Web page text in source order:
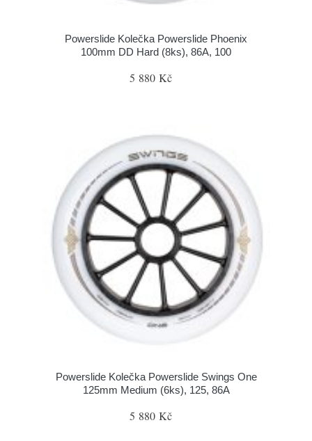
Powerslide Kolečka Powerslide Phoenix
100mm DD Hard (8ks), 86A, 100
5 880 Kč
Powerslide Kolečka Powerslide Swings One
125mm Medium (6ks), 125, 86A
5 880 Kč